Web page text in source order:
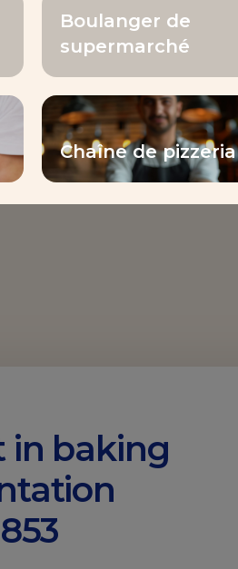
Boulanger de
supermarché
Chaîne de pizzeria
DE
pains
in baking